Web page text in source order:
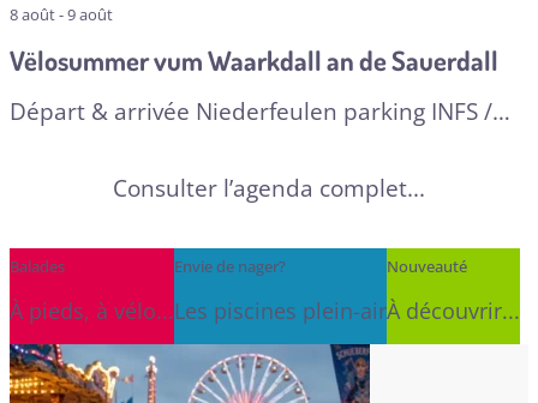
8 août - 9 août
Vëlosummer vum Waarkdall an de Sauerdall
Départ & arrivée Niederfeulen parking INFS /
Consulter l’agenda complet...
Balades
À pieds, à vélo...
Envie de nager?
Les piscines plein-air
Nouveauté
À découvrir...